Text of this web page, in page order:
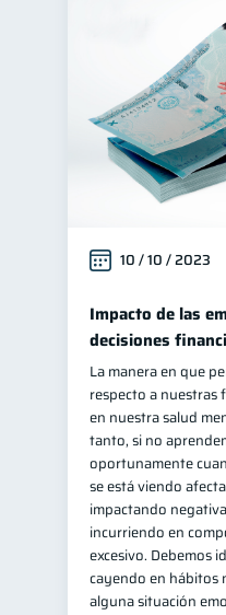
10 / 10 / 2023
Impacto de las
decisiones
La manera en que
respecto a nuestras
en nuestra salud
tanto, si no
oportunamente
se está viendo
impactando
incurriendo en
excesivo. Debemos
cayendo en hábitos
alguna situación